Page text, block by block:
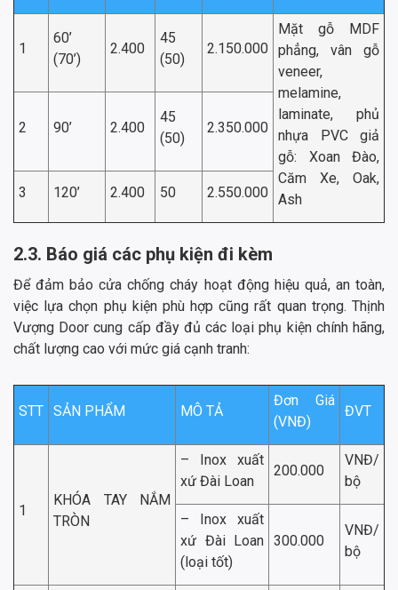
1
60’
(70’)
2.400
45
(50)
2.150.000
Mặt gỗ MDF
phẳng, vân gỗ
veneer,
melamine,
laminate, phủ
nhựa PVC giả
gỗ: Xoan Đào,
Căm Xe, Oak,
Ash
2 90’ 2.400
45
(50)
2.350.000
3 120’ 2.400 50 2.550.000
2.3. Báo giá các phụ kiện đi kèm
Để đảm bảo cửa chống cháy hoạt động hiệu quả, an toàn,
việc lựa chọn phụ kiện phù hợp cũng rất quan trọng. Thịnh
Vượng Door cung cấp đầy đủ các loại phụ kiện chính hãng,
chất lượng cao với mức giá cạnh tranh:
STT SẢN PHẨM MÔ TẢ
Đơn Giá
(VNĐ)
ĐVT
1
KHÓA TAY NẮM
TRÒN
– Inox xuất
xứ Đài Loan
200.000
VNĐ/
bộ
– Inox xuất
xứ Đài Loan
(loại tốt)
300.000
VNĐ/
bộ